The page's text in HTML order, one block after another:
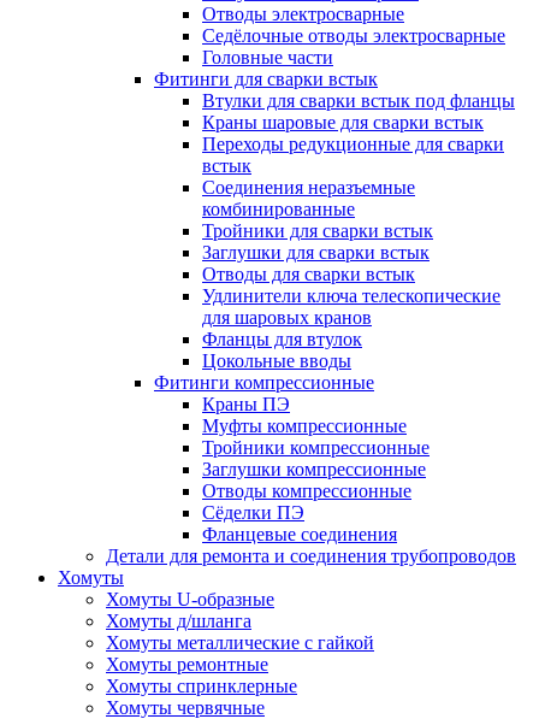
Отводы электросварные
Седёлочные отводы электросварные
Головные части
Фитинги для сварки встык
Втулки для сварки встык под фланцы
Краны шаровые для сварки встык
Переходы редукционные для сварки
встык
Соединения неразъемные
комбинированные
Тройники для сварки встык
Заглушки для сварки встык
Отводы для сварки встык
Удлинители ключа телескопические
для шаровых кранов
Фланцы для втулок
Цокольные вводы
Фитинги компрессионные
Краны ПЭ
Муфты компрессионные
Тройники компрессионные
Заглушки компрессионные
Отводы компрессионные
Сёделки ПЭ
Фланцевые соединения
Детали для ремонта и соединения трубопроводов
Хомуты
Хомуты U-образные
Хомуты д/шланга
Хомуты металлические с гайкой
Хомуты ремонтные
Хомуты спринклерные
Хомуты червячные